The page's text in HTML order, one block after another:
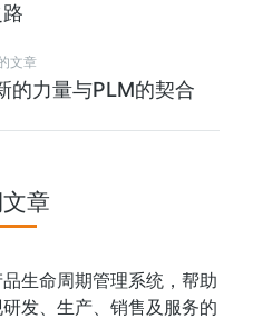
文章
的力量与PLM的契合
章
生命周期管理系统，帮助
发、生产、销售及服务的